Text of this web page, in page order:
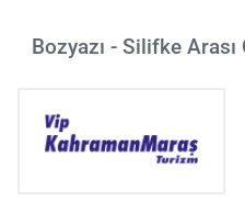
Bozyazı - Silifke